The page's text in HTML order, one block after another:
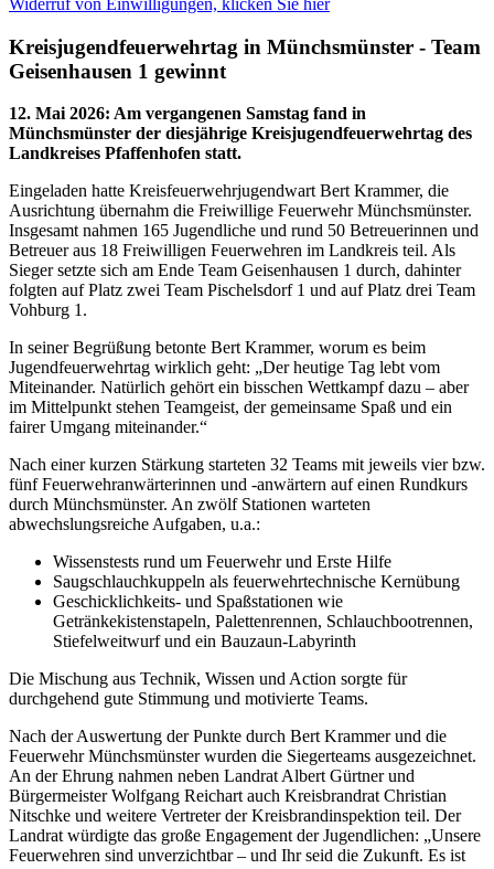
Widerruf von Einwilligungen, klicken Sie hier
Kreisjugendfeuerwehrtag in Münchsmünster - Team
Geisenhausen 1 gewinnt
12. Mai 2026: Am vergangenen Samstag fand in
Münchsmünster der diesjährige Kreisjugendfeuerwehrtag des
Landkreises Pfaffenhofen statt.
Eingeladen hatte Kreisfeuerwehrjugendwart Bert Krammer, die
Ausrichtung übernahm die Freiwillige Feuerwehr Münchsmünster.
Insgesamt nahmen 165 Jugendliche und rund 50 Betreuerinnen und
Betreuer aus 18 Freiwilligen Feuerwehren im Landkreis teil. Als
Sieger setzte sich am Ende Team Geisenhausen 1 durch, dahinter
folgten auf Platz zwei Team Pischelsdorf 1 und auf Platz drei Team
Vohburg 1.
In seiner Begrüßung betonte Bert Krammer, worum es beim
Jugendfeuerwehrtag wirklich geht: „Der heutige Tag lebt vom
Miteinander. Natürlich gehört ein bisschen Wettkampf dazu – aber
im Mittelpunkt stehen Teamgeist, der gemeinsame Spaß und ein
fairer Umgang miteinander.“
Nach einer kurzen Stärkung starteten 32 Teams mit jeweils vier bzw.
fünf Feuerwehranwärterinnen und -anwärtern auf einen Rundkurs
durch Münchsmünster. An zwölf Stationen warteten
abwechslungsreiche Aufgaben, u.a.:
Wissenstests rund um Feuerwehr und Erste Hilfe
Saugschlauchkuppeln als feuerwehrtechnische Kernübung
Geschicklichkeits- und Spaßstationen wie
Getränkekistenstapeln, Palettenrennen, Schlauchbootrennen,
Stiefelweitwurf und ein Bauzaun-Labyrinth
Die Mischung aus Technik, Wissen und Action sorgte für
durchgehend gute Stimmung und motivierte Teams.
Nach der Auswertung der Punkte durch Bert Krammer und die
Feuerwehr Münchsmünster wurden die Siegerteams ausgezeichnet.
An der Ehrung nahmen neben Landrat Albert Gürtner und
Bürgermeister Wolfgang Reichart auch Kreisbrandrat Christian
Nitschke und weitere Vertreter der Kreisbrandinspektion teil. Der
Landrat würdigte das große Engagement der Jugendlichen: „Unsere
Feuerwehren sind unverzichtbar – und Ihr seid die Zukunft. Es ist